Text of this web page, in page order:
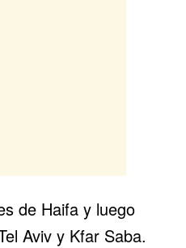
de Haifa y luego
Aviv y Kfar Saba.